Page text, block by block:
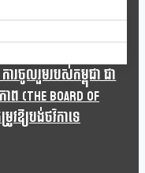
រចូលរួមរបស់កម្ពុជា ជា
ាព (The Board Of
វឱ្យបង់ថវិកាទេ